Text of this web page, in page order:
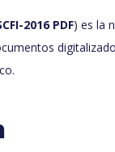
2016 PDF) es la